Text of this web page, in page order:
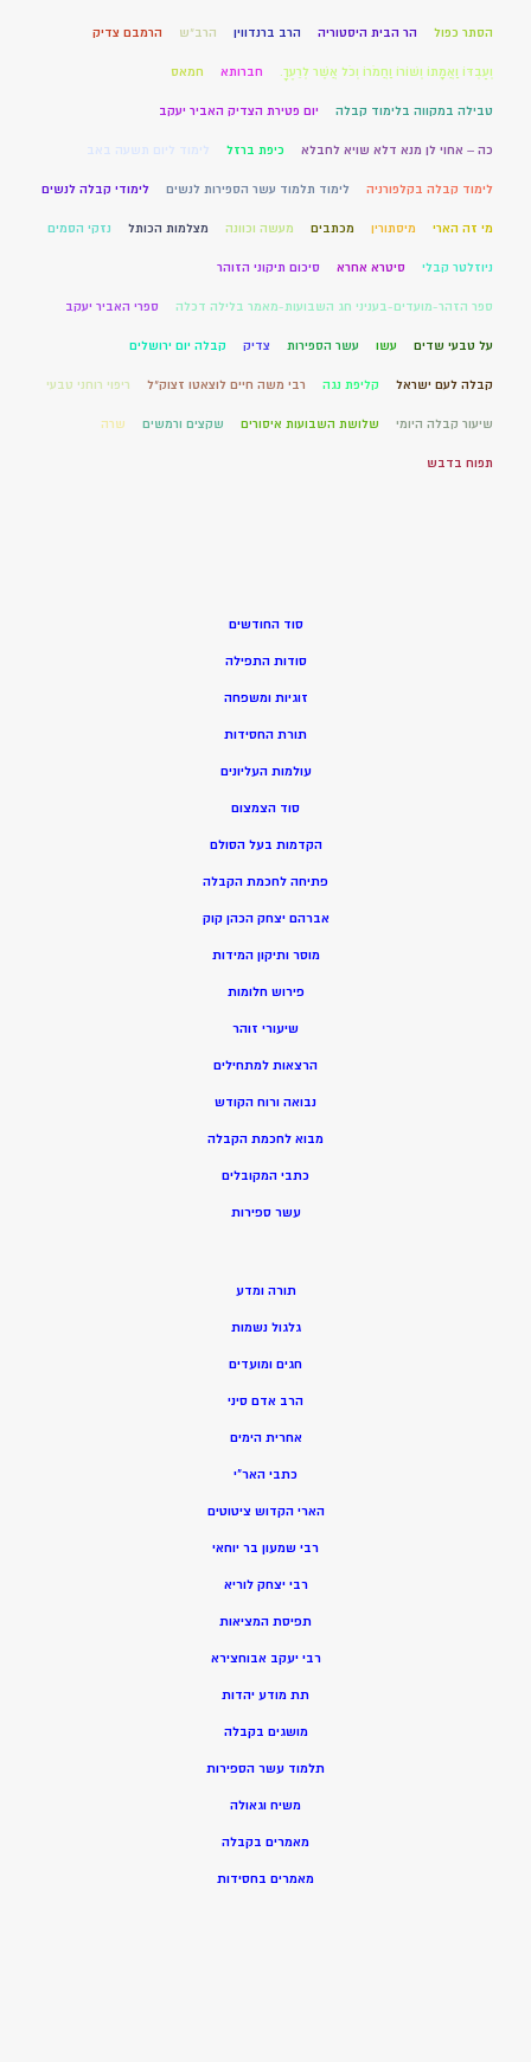
הסתר כפול הר הבית היסטוריה הרב ברנדווין הרב"ש הרמבם צדיק
וְעַבְדּוֹ וַאֲמָתוֹ וְשׁוֹרוֹ וַחֲמֹרוֹ וְכֹל אֲשֶׁר לְרֵעֶךָ. חברותא חמאס
טבילה במקווה בלימוד קבלה יום פטירת הצדיק האביר יעקב
כה – אחוי לן מנא דלא שויא לחבלא כיפת ברזל לימוד ליום תשעה באב
לימוד קבלה בקלפורניה לימוד תלמוד עשר הספירות לנשים לימודי קבלה לנשים
מי זה הארי מיסתורין מכתבים מעשה וכוונה מצלמות הכותל נזקי הסמים
ניוזלטר קבלי סיטרא אחרא סיכום תיקוני הזוהר
ספר הזהר-מועדים-בעניני חג השבועות-מאמר בלילה דכלה ספרי האביר יעקב
על טבעי שדים עשו עשר הספירות צדיק קבלה יום ירושלים
קבלה לעם ישראל קליפת נגה רבי משה חיים לוצאטו זצוק"ל ריפוי רוחני טבעי
שיעור קבלה היומי שלושת השבועות איסורים שקצים ורמשים שרה
תפוח בדבש
סוד החודשים
סודות התפילה
זוגיות ומשפחה
תורת החסידות
עולמות העליונים
סוד הצמצום
הקדמות בעל הסולם
פתיחה לחכמת הקבלה
אברהם יצחק הכהן קוק
מוסר ותיקון המידות
פירוש חלומות
שיעורי זוהר
הרצאות למתחילים
נבואה ורוח הקודש
מבוא לחכמת הקבלה
כתבי המקובלים
עשר ספירות
תורה ומדע
גלגול נשמות
חגים ומועדים
הרב אדם סיני
אחרית הימים
כתבי האר”י
הארי הקדוש ציטוטים
רבי שמעון בר יוחאי
רבי יצחק לוריא
תפיסת המציאות
רבי יעקב אבוחצירא
תת מודע יהדות
מושגים בקבלה
תלמוד עשר הספירות
משיח וגאולה
מאמרים בקבלה
מאמרים בחסידות